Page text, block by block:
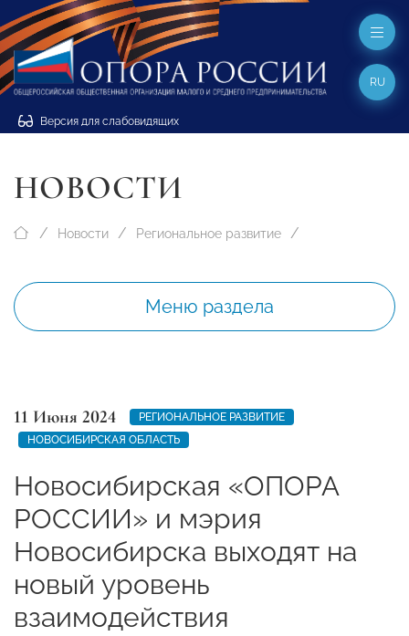
Версия для слабовидящих
RU
НОВОСТИ
Новости Региональное развитие
Меню раздела
11 Июня 2024
РЕГИОНАЛЬНОЕ РАЗВИТИЕ
НОВОСИБИРСКАЯ ОБЛАСТЬ
Новосибирская «ОПОРА
РОССИИ» и мэрия
Новосибирска выходят на
новый уровень
взаимодействия